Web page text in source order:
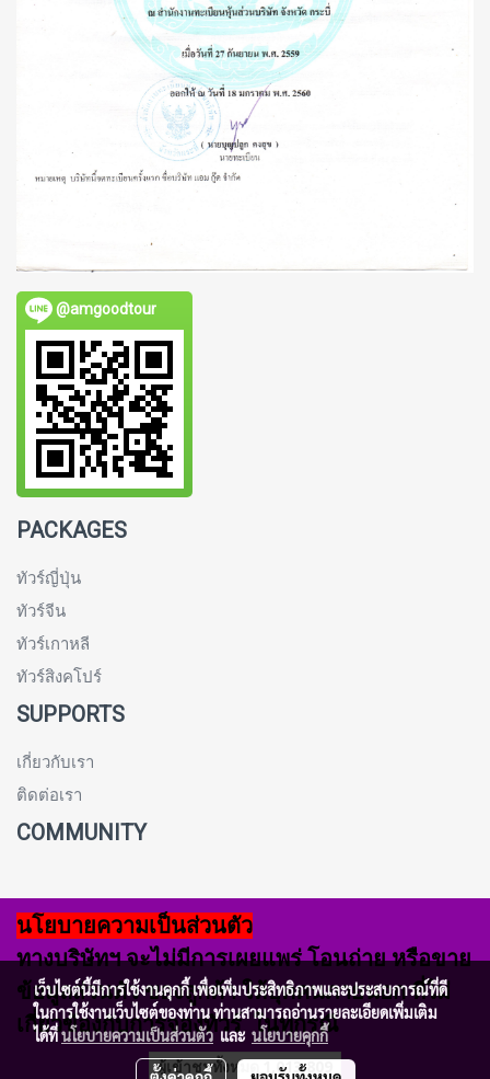
@amgoodtour
PACKAGES
ทัวร์ญี่ปุ่น
ทัวร์จีน
ทัวร์เกาหลี
ทัวร์สิงคโปร์
SUPPORTS
เกี่ยวกับเรา
ติดต่อเรา
COMMUNITY
นโยบายความเป็นส่วนตัว
ทางบริษัทฯ จะไม่มีการเผยแพร่ โอนถ่าย หรือขาย
ข้อมูลส่วนตัว ของลูกค้า ให้บุคคนภายนอก ที่ไม่
เกี่ยวข้องกับการจองทัวร์ ในทุกรณี
ผู้เข้าชมวันนี้ 306
เว็บไซต์นี้มีการใช้งานคุกกี้ เพื่อเพิ่มประสิทธิภาพและประสบการณ์ที่ดี
ในการใช้งานเว็บไซต์ของท่าน ท่านสามารถอ่านรายละเอียดเพิ่มเติม
ได้ที่นโยบายความเป็นส่วนตัวและ นโยบายคุกกี้